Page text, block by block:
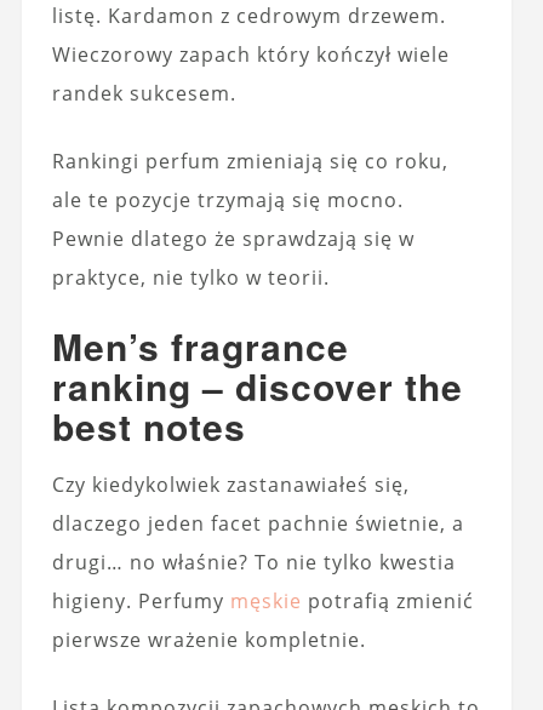
listę. Kardamon z cedrowym drzewem.
Wieczorowy zapach który kończył wiele
randek sukcesem.
Rankingi perfum zmieniają się co roku,
ale te pozycje trzymają się mocno.
Pewnie dlatego że sprawdzają się w
praktyce, nie tylko w teorii.
Men’s fragrance
ranking – discover the
best notes
Czy kiedykolwiek zastanawiałeś się,
dlaczego jeden facet pachnie świetnie, a
drugi… no właśnie? To nie tylko kwestia
higieny. Perfumy męskie potrafią zmienić
pierwsze wrażenie kompletnie.